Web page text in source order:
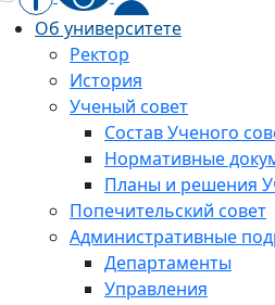
Об университете
Ректор
История
Ученый совет
Состав Ученого
Нормативные
Планы и решения
Попечительский совет
Административные
Департаменты
Управления